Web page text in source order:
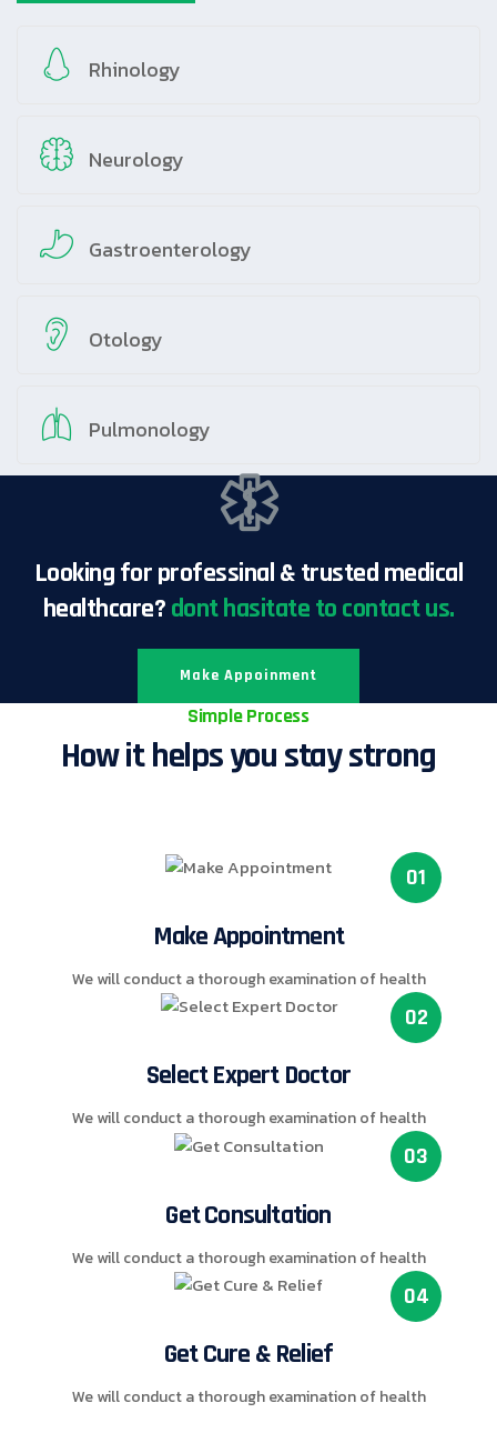
Rhinology
Neurology
Gastroenterology
Otology
Pulmonology
Looking for professinal & trusted medical
healthcare? dont hasitate to contact us.
Make Appoinment
Simple Process
How it helps you stay strong
Make Appointment
We will conduct a thorough examination of health
Select Expert Doctor
We will conduct a thorough examination of health
Get Consultation
We will conduct a thorough examination of health
Get Cure & Relief
We will conduct a thorough examination of health